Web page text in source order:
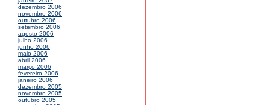
dezembro 2006
novembro 2006
outubro 2006
setembro 2006
agosto 2006
julho 2006
junho 2006
maio 2006
abril 2006
março 2006
fevereiro 2006
janeiro 2006
dezembro 2005
novembro 2005
outubro 2005